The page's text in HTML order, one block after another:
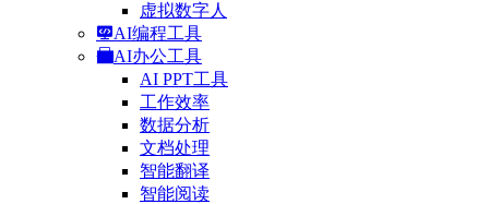
虚拟数字人
AI编程工具
AI办公工具
AI PPT工具
工作效率
数据分析
文档处理
智能翻译
智能阅读